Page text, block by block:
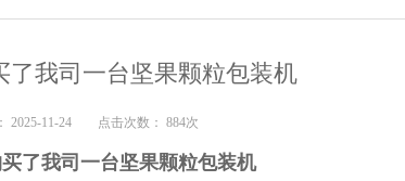
了我司一台坚果颗粒包装机
2025-11-24 点击次数： 884次
了我司一台坚果颗粒包装机